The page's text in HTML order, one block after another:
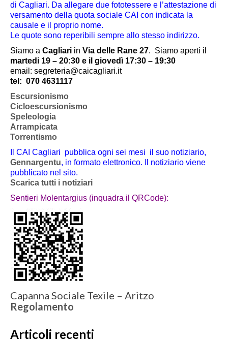
di Cagliari. Da allegare due fototessere e l’attestazione di
versamento della quota sociale CAI con indicata la
causale e il proprio nome.
Le quote sono reperibili sempre allo stesso indirizzo.
Siamo a Cagliari in Via delle Rane 27. Siamo aperti il
martedi 19 – 20:30 e il giovedì 17:30 – 19:30
email: segreteria@caicagliari.it
tel: 070 4631117
Escursionismo
Cicloescursionismo
Speleologia
Arrampicata
Torrentismo
Il CAI Cagliari pubblica ogni sei mesi il suo notiziario,
Gennargentu, in formato elettronico. Il notiziario viene
pubblicato nel sito.
Scarica tutti i notiziari
Sentieri Molentargius (inquadra il QRCode):
Capanna Sociale Texile – Aritzo
Regolamento
Articoli recenti